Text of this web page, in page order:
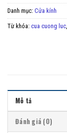
Danh mục: Cửa kính
Từ khóa: cua cuong luc,
Mô tả
Đánh giá (0)